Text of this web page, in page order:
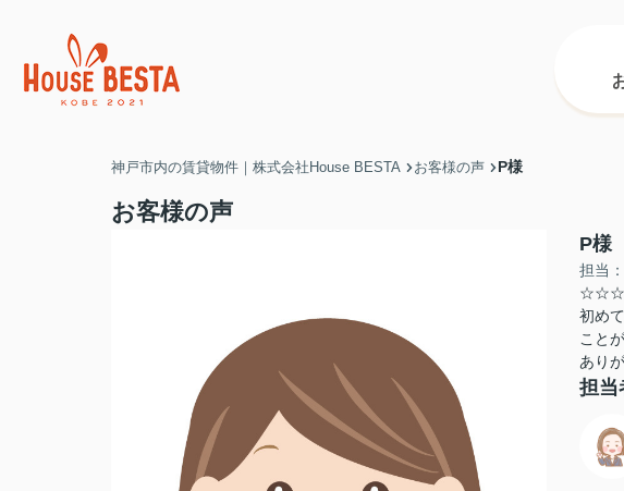
神戸市内の賃貸物件｜株式会社House BESTA お客様の声 P様
お客様の声
P様
担当
初め
こと
あり
担当